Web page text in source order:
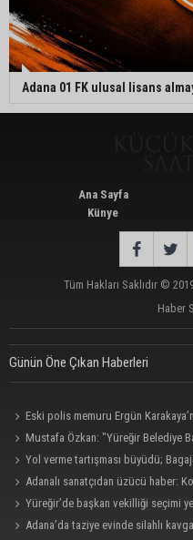
Adana 01 FK ulusal lisans
Ana Sayfa
Künye
Tüm Hakları Saklıdır ©
Haber
Günün Öne Çıkan Haberleri
Eski polis memuru Ergün
görüntüleri ortaya çıktı
Mustafa Özkan: "Yüreğir Belediye
süreç başlatıldı"
Yol verme tartışması büyüdü;
yürüdü
Adanalı sanatçıdan üzücü haber:
Yüreğir’de başkan vekilliği seçimi
Adana’da taziye evinde silahlı